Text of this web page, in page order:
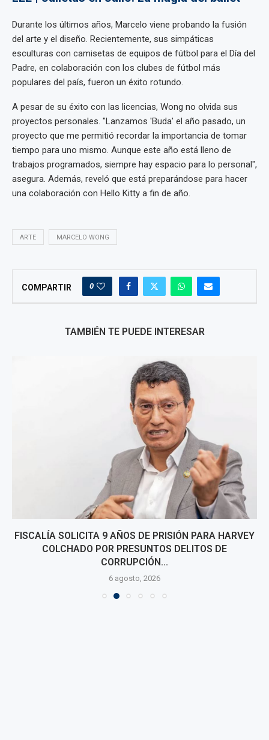
Durante los últimos años, Marcelo viene probando la fusión
del arte y el diseño. Recientemente, sus simpáticas
esculturas con camisetas de equipos de fútbol para el Día del
Padre, en colaboración con los clubes de fútbol más
populares del país, fueron un éxito rotundo.
A pesar de su éxito con las licencias, Wong no olvida sus
proyectos personales. "Lanzamos 'Buda' el año pasado, un
proyecto que me permitió recordar la importancia de tomar
tiempo para uno mismo. Aunque este año está lleno de
trabajos programados, siempre hay espacio para lo personal",
asegura. Además, reveló que está preparándose para hacer
una colaboración con Hello Kitty a fin de año.
ARTE MARCELO WONG
COMPARTIR 0
TAMBIÉN TE PUEDE INTERESAR
FISCALÍA SOLICITA 9 AÑOS DE PRISIÓN PARA HARVEY
COLCHADO POR PRESUNTOS DELITOS DE
CORRUPCIÓN...
6 agosto, 2026